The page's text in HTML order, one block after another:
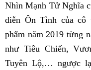
Nhìn Mạnh Tử Nghĩa
diễn Ôn Tình của cô
phẩm năm 2019 từng
như Tiêu Chiến,
Tuyên Lộ,… ngược